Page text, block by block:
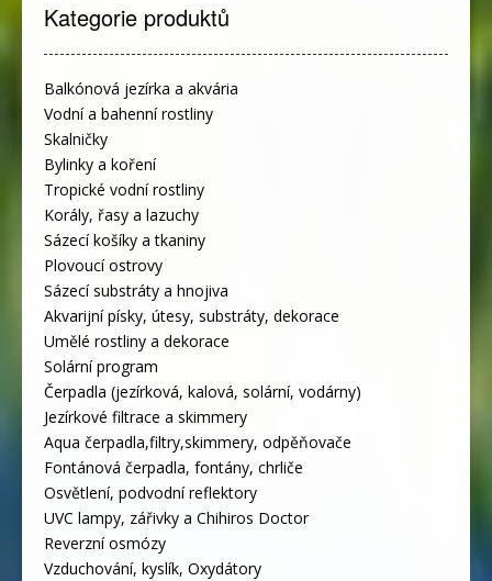
Kategorie produktů
Balkónová jezírka a akvária
Vodní a bahenní rostliny
Skalničky
Bylinky a koření
Tropické vodní rostliny
Korály, řasy a lazuchy
Sázecí košíky a tkaniny
Plovoucí ostrovy
Sázecí substráty a hnojiva
Akvarijní písky, útesy, substráty, dekorace
Umělé rostliny a dekorace
Solární program
Čerpadla (jezírková, kalová, solární, vodárny)
Jezírkové filtrace a skimmery
Aqua čerpadla,filtry,skimmery, odpěňovače
Fontánová čerpadla, fontány, chrliče
Osvětlení, podvodní reflektory
UVC lampy, zářivky a Chihiros Doctor
Reverzní osmózy
Vzduchování, kyslík, Oxydátory